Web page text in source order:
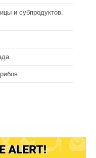
и субпродуктов.